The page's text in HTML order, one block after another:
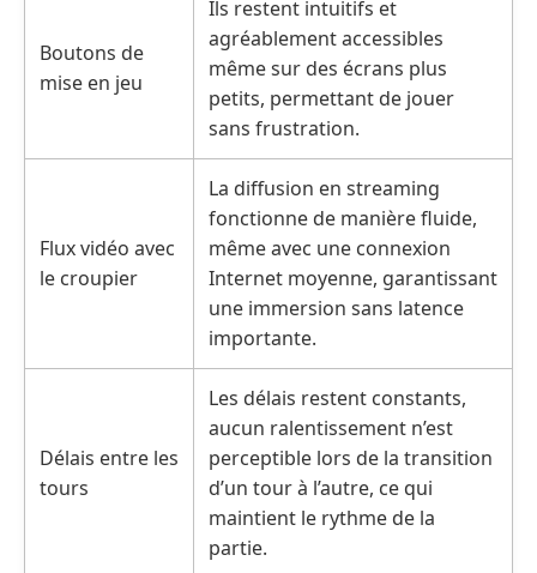
Boutons de
mise en jeu
Ils restent intuitifs et
agréablement accessibles
même sur des écrans plus
petits, permettant de jouer
sans frustration.
Flux vidéo avec
le croupier
La diffusion en streaming
fonctionne de manière fluide,
même avec une connexion
Internet moyenne, garantissant
une immersion sans latence
importante.
Délais entre les
tours
Les délais restent constants,
aucun ralentissement n’est
perceptible lors de la transition
d’un tour à l’autre, ce qui
maintient le rythme de la
partie.